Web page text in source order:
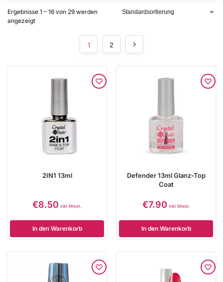
Ergebnisse 1 – 16 von 29 werden
angezeigt
1 2
2IN1 13ml
€8.50 inkl Mwst.
In den Warenkorb
Defender 13ml Glanz-Top
Coat
€7.90 inkl Mwst.
In den Warenkorb